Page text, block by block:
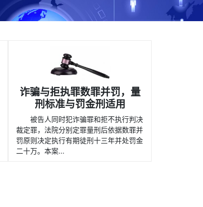
诈骗与拒执罪数罪并罚，量
刑标准与罚金刑适用
被告人同时犯诈骗罪和拒不执行判决
裁定罪，法院分别定罪量刑后依据数罪并
罚原则决定执行有期徒刑十三年并处罚金
二十万。本案...